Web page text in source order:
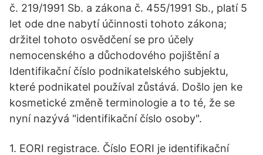
č. 219/1991 Sb. a zákona č. 455/1991 Sb., platí 5
let ode dne nabytí účinnosti tohoto zákona;
držitel tohoto osvědčení se pro účely
nemocenského a důchodového pojištění a
Identifikační číslo podnikatelského subjektu,
které podnikatel používal zůstává. Došlo jen ke
kosmetické změně terminologie a to té, že se
nyní nazývá "identifikační číslo osoby".
1. EORI registrace. Číslo EORI je identifikační